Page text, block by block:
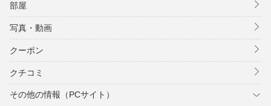
部屋
写真・動画
クーポン
クチコミ
その他の情報（PCサイト）